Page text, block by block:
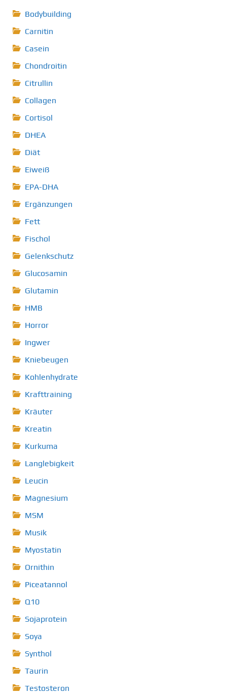
Bodybuilding
Carnitin
Casein
Chondroitin
Citrullin
Collagen
Cortisol
DHEA
Diät
Eiweiß
EPA-DHA
Ergänzungen
Fett
Fischol
Gelenkschutz
Glucosamin
Glutamin
HMB
Horror
Ingwer
Kniebeugen
Kohlenhydrate
Krafttraining
Kräuter
Kreatin
Kurkuma
Langlebigkeit
Leucin
Magnesium
MSM
Musik
Myostatin
Ornithin
Piceatannol
Q10
Sojaprotein
Soya
Synthol
Taurin
Testosteron